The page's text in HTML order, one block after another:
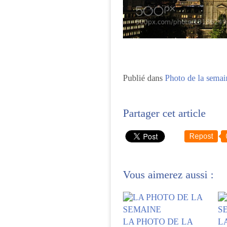
Publié dans Photo de la
Partager cet article
Repost
Vous aimerez aussi :
LA PHOTO DE LA